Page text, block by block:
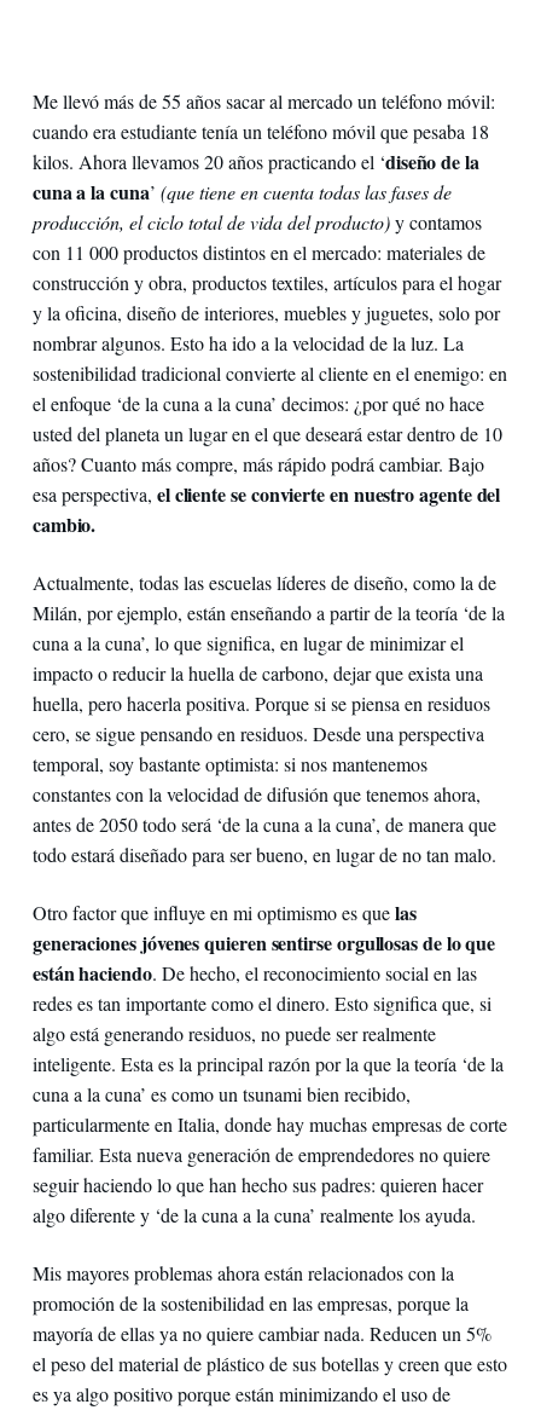
Me llevó más de 55 años sacar al mercado un teléfono móvil:
cuando era estudiante tenía un teléfono móvil que pesaba 18
kilos. Ahora llevamos 20 años practicando el ‘diseño de la
cuna a la cuna’ (que tiene en cuenta todas las fases de
producción, el ciclo total de vida del producto)y contamos
con 11 000 productos distintos en el mercado: materiales de
construcción y obra, productos textiles, artículos para el hogar
y la oficina, diseño de interiores, muebles y juguetes, solo por
nombrar algunos. Esto ha ido a la velocidad de la luz. La
sostenibilidad tradicional convierte al cliente en el enemigo: en
el enfoque ‘de la cuna a la cuna’ decimos: ¿por qué no hace
usted del planeta un lugar en el que deseará estar dentro de 10
años? Cuanto más compre, más rápido podrá cambiar. Bajo
esa perspectiva, el cliente se convierte en nuestro agente del
cambio.
Actualmente, todas las escuelas líderes de diseño, como la de
Milán, por ejemplo, están enseñando a partir de la teoría ‘de la
cuna a la cuna’, lo que significa, en lugar de minimizar el
impacto o reducir la huella de carbono, dejar que exista una
huella, pero hacerla positiva. Porque si se piensa en residuos
cero, se sigue pensando en residuos. Desde una perspectiva
temporal, soy bastante optimista: si nos mantenemos
constantes con la velocidad de difusión que tenemos ahora,
antes de 2050 todo será ‘de la cuna a la cuna’, de manera que
todo estará diseñado para ser bueno, en lugar de no tan malo.
Otro factor que influye en mi optimismo es quelas
generaciones jóvenes quieren sentirse orgullosas de lo que
están haciendo. De hecho, el reconocimiento social en las
redes es tan importante como el dinero. Esto significa que, si
algo está generando residuos, no puede ser realmente
inteligente. Esta es la principal razón por la que la teoría ‘de la
cuna a la cuna’ es como un tsunami bien recibido,
particularmente en Italia, donde hay muchas empresas de corte
familiar. Esta nueva generación de emprendedores no quiere
seguir haciendo lo que han hecho sus padres: quieren hacer
algo diferente y ‘de la cuna a la cuna’ realmente los ayuda.
Mis mayores problemas ahora están relacionados con la
promoción de la sostenibilidad en las empresas, porque la
mayoría de ellas ya no quiere cambiar nada. Reducen un 5%
el peso del material de plástico de sus botellas y creen que esto
es ya algo positivo porque están minimizando el uso de